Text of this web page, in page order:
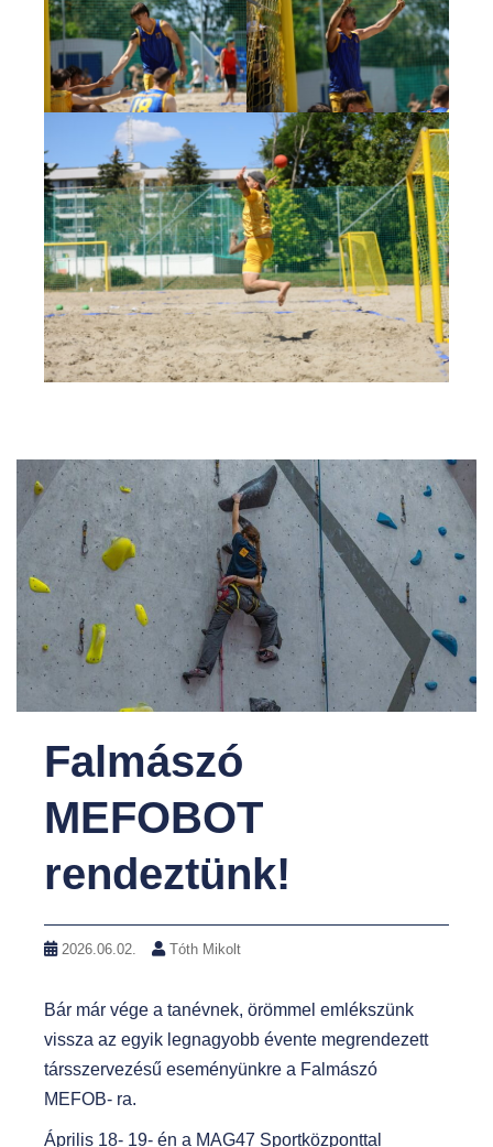
Falmászó
MEFOBOT
rendeztünk!
2026.06.02. Tóth Mikolt
Bár már vége a tanévnek, örömmel emlékszünk
vissza az egyik legnagyobb évente megrendezett
társszervezésű eseményünkre a Falmászó
MEFOB- ra.
Április 18- 19- én a MAG47 Sportközponttal